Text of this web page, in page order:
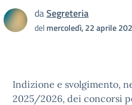
daSegreteria
delmercoledì, 22 aprile
Indizione e svolgimento,
2025/2026, dei concorsi